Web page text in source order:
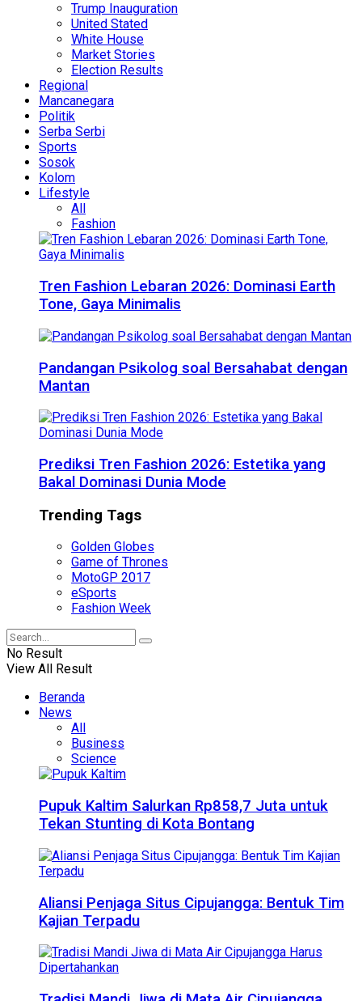
Trump Inauguration
United Stated
White House
Market Stories
Election Results
Regional
Mancanegara
Politik
Serba Serbi
Sports
Sosok
Kolom
Lifestyle
All
Fashion
Tren Fashion Lebaran 2026: Dominasi Earth
Tone, Gaya Minimalis
Pandangan Psikolog soal Bersahabat dengan
Mantan
Prediksi Tren Fashion 2026: Estetika yang
Bakal Dominasi Dunia Mode
Trending Tags
Golden Globes
Game of Thrones
MotoGP 2017
eSports
Fashion Week
No Result
View All Result
Beranda
News
All
Business
Science
Pupuk Kaltim Salurkan Rp858,7 Juta untuk
Tekan Stunting di Kota Bontang
Aliansi Penjaga Situs Cipujangga: Bentuk Tim
Kajian Terpadu